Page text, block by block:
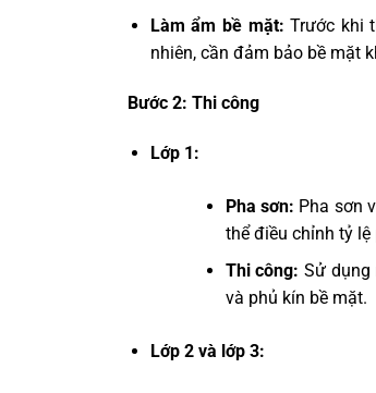
Làm ẩm bề mặt: Trước khi
nhiên, cần đảm bảo bề mặt
Bước 2: Thi công
Lớp 1:
Pha sơn: Pha sơn
thể điều chỉnh tỷ
Thi công: Sử dụng
và phủ kín bề mặt.
Lớp 2 và lớp 3: